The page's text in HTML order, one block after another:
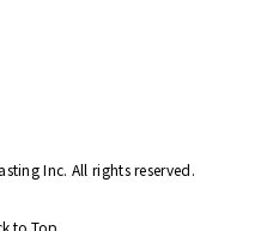
Inc. All rights reserved.